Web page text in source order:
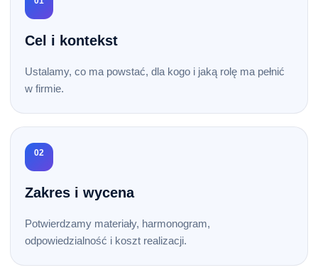
Cel i kontekst
Ustalamy, co ma powstać, dla kogo i jaką rolę ma pełnić
w firmie.
02
Zakres i wycena
Potwierdzamy materiały, harmonogram,
odpowiedzialność i koszt realizacji.